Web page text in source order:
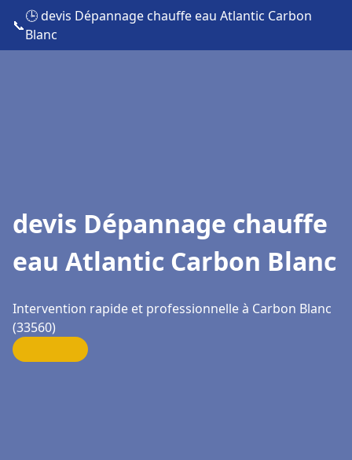
📞
🕒 devis Dépannage chauffe eau Atlantic Carbon
Blanc
devis Dépannage chauffe
eau Atlantic Carbon Blanc
Intervention rapide et professionnelle à Carbon Blanc
(33560)